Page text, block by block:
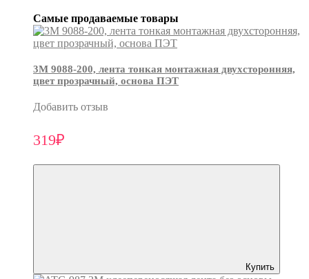
Самые продаваемые товары
3М 9088-200, лента тонкая монтажная двухсторонняя,
цвет прозрачный, основа ПЭТ
Добавить отзыв
319₽
Купить